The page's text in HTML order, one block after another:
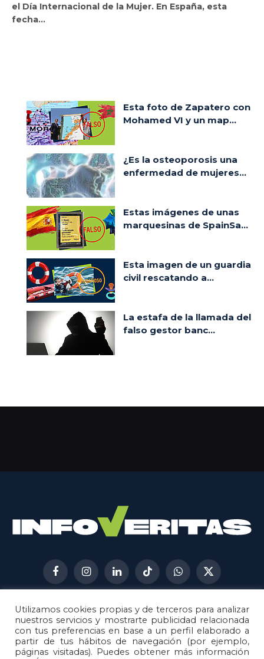
el Día Internacional de la Mujer. En España, esta
fecha…
Esta foto de Zapatero con
Mohamed VI y un map...
¿Es la osteoporosis una
enfermedad de mujeres...
Estas imágenes de unas
marquesinas de SpainSa...
Esta imagen de un guardia
civil rescatando a...
La estafa de la llamada del
falso gestor banc...
FacebookInstagramLinkedInTikTokWhatsApp
X
(Twitter)
AVISO LEGAL
METODOLOGÍA
POLÍTICA DE COOKIES
POLÍTICA DE CORRECCIONES
Utilizamos cookies propias y de terceros para analizar
nuestros servicios y mostrarte publicidad relacionada
con tus preferencias en base a un perfil elaborado a
partir de tus hábitos de navegación (por ejemplo,
páginas visitadas). Puedes obtener más información